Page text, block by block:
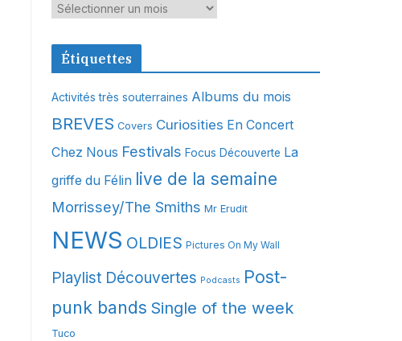
A
c
e
s
Étiquettes
Activités très souterraines Albums du mois
BREVES Covers Curiosities En Concert
Chez Nous Festivals Focus Découverte La
griffe du Félin live de la semaine
Morrissey/The Smiths Mr Erudit
NEWS OLDIES Pictures On My Wall
Playlist Découvertes Podcasts Post-
punk bands Single of the week
Tuco